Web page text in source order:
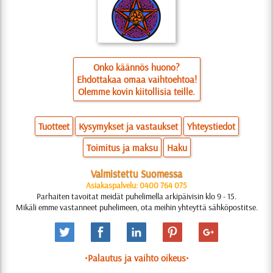
Onko käännös huono?
Ehdottakaa omaa vaihtoehtoa!
Olemme kovin kiitollisia teille.
Tuotteet Kysymykset ja vastaukset
Yhteystiedot
Toimitus ja maksu
Haku
Valmistettu Suomessa
Asiakaspalvelu: 0400 764 075
Parhaiten tavoitat meidät puhelimella arkipäivisin klo 9 - 15.
Mikäli emme vastanneet puhelimeen, ota meihin yhteyttä sähköpostitse.
•Palautus ja vaihto oikeus•